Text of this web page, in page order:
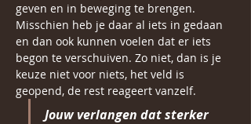
geven en in beweging te brengen.
Misschien heb je daar al iets in gedaan
en dan ook kunnen voelen dat er iets
begon te verschuiven. Zo niet, dan is je
keuze niet voor niets, het veld is
geopend, de rest reageert vanzelf.
Jouw verlangen dat sterker